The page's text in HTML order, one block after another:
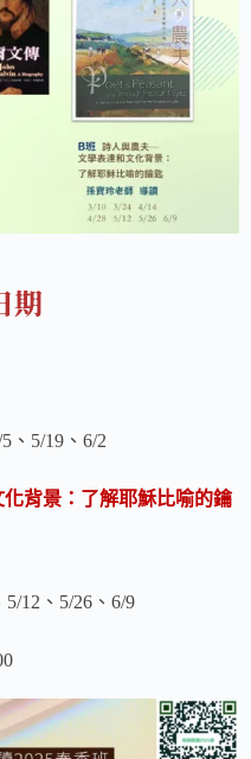
期
、 5/19 、 6/2
背景：了解耶穌比喻的鑰
5/12 、 5/26 、 6/9